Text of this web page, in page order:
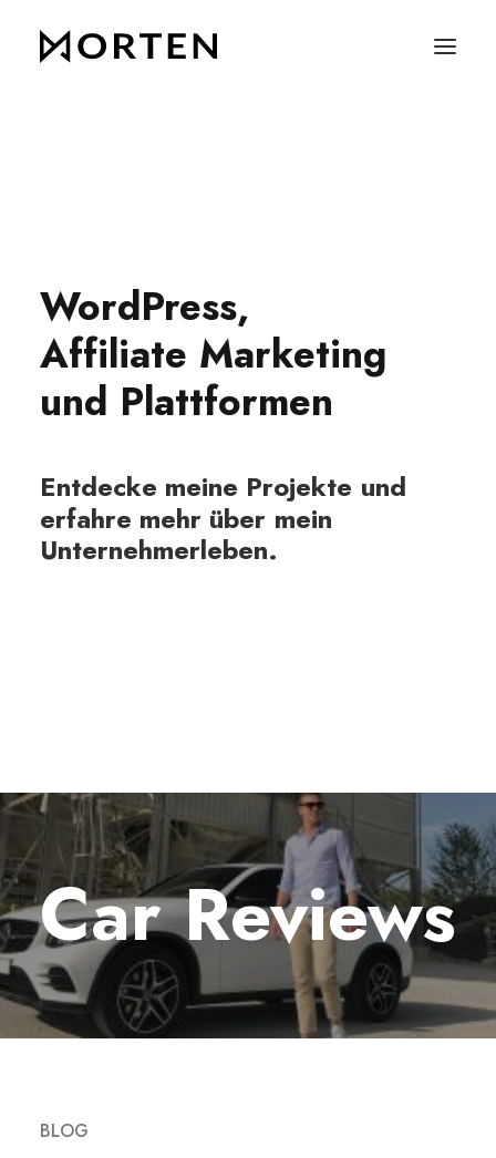
WordPress,
Affiliate Marketing
und Plattformen
Entdecke meine Projekte und
erfahre mehr über mein
Unternehmerleben.
Car Reviews
BLOG